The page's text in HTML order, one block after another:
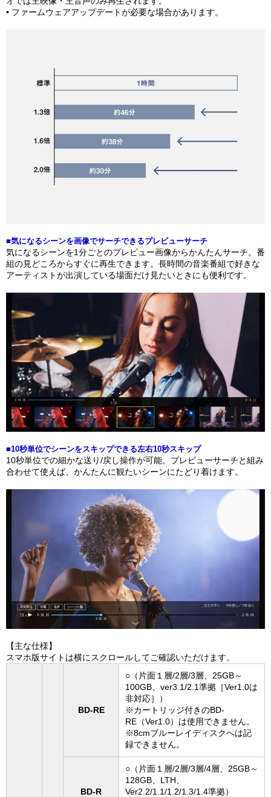
• ファームウェアアップデートが必要な場合があります。
■気になるシーンを画像でサーチできるプレビューサーチ
気になるシーンを1分ごとのプレビュー画像からかんたんサーチ。番
組の見どころからすぐに再生できます。長時間の音楽番組で好きな
アーティストが出演している場面だけ見たいときにも便利です。
■10秒単位でシーンをスキップできる左右10秒スキップ
10秒単位での細かな送り/戻し操作が可能。プレビューサーチと組み
合わせて使えば、かんたんに観たいシーンにたどり着けます。
【主な仕様】
スマホ版サイトは横にスクロールしてご確認いただけます。
BD-RE
○（片面１層/2層/3層、25GB～
100GB、ver3.1/2.1準拠［Ver1.0は
非対応］）
※カートリッジ付きのBD-
RE（Ver1.0）は使用できません。
※8cmブルーレイディスクへは記
録できません。
BD-R
○（片面１層/2層/3層/4層、25GB～
128GB、LTH、
Ver2.2/1.1/1.2/1.3/1.4準拠）